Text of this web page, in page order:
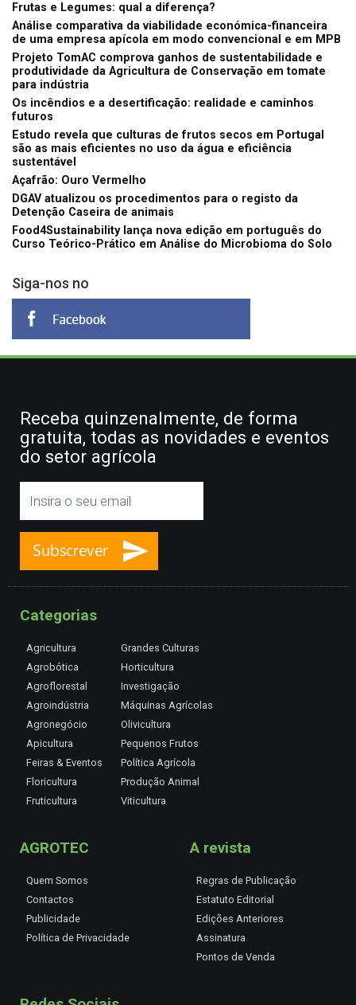
Frutas e Legumes: qual a diferença?
Análise comparativa da viabilidade económica-financeira
de uma empresa apícola em modo convencional e em MPB
Projeto TomAC comprova ganhos de sustentabilidade e
produtividade da Agricultura de Conservação em tomate
para indústria
Os incêndios e a desertificação: realidade e caminhos
futuros
Estudo revela que culturas de frutos secos em Portugal
são as mais eficientes no uso da água e eficiência
sustentável
Açafrão: Ouro Vermelho
DGAV atualizou os procedimentos para o registo da
Detenção Caseira de animais
Food4Sustainability lança nova edição em português do
Curso Teórico-Prático em Análise do Microbioma do Solo
Siga-nos no
Receba quinzenalmente, de forma
gratuita, todas as novidades e eventos
do setor agrícola
Categorias
Agricultura
Agrobótica
Agroflorestal
Agroindústria
Agronegócio
Apicultura
Feiras & Eventos
Floricultura
Fruticultura
Grandes Culturas
Horticultura
Investigação
Máquinas Agrícolas
Olivicultura
Pequenos Frutos
Política Agrícola
Produção Animal
Viticultura
AGROTEC
Quem Somos
Contactos
Publicidade
Política de Privacidade
A revista
Regras de Publicação
Estatuto Editorial
Edições Anteriores
Assinatura
Pontos de Venda